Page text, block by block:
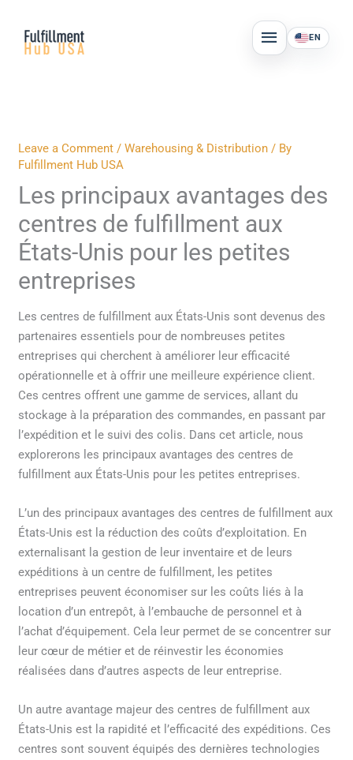
content
MAIN
MENU
EN
Leave a Comment /Warehousing & Distribution / By
Fulfillment Hub USA
Les principaux avantages des
centres de fulfillment aux
États-Unis pour les petites
entreprises
Les centres de fulfillment aux États-Unis sont devenus des
partenaires essentiels pour de nombreuses petites
entreprises qui cherchent à améliorer leur efficacité
opérationnelle et à offrir une meilleure expérience client.
Ces centres offrent une gamme de services, allant du
stockage à la préparation des commandes, en passant par
l’expédition et le suivi des colis. Dans cet article, nous
explorerons les principaux avantages des centres de
fulfillment aux États-Unis pour les petites entreprises.
L’un des principaux avantages des centres de fulfillment aux
États-Unis est la réduction des coûts d’exploitation. En
externalisant la gestion de leur inventaire et de leurs
expéditions à un centre de fulfillment, les petites
entreprises peuvent économiser sur les coûts liés à la
location d’un entrepôt, à l’embauche de personnel et à
l’achat d’équipement. Cela leur permet de se concentrer sur
leur cœur de métier et de réinvestir les économies
réalisées dans d’autres aspects de leur entreprise.
Un autre avantage majeur des centres de fulfillment aux
États-Unis est la rapidité et l’efficacité des expéditions. Ces
centres sont souvent équipés des dernières technologies